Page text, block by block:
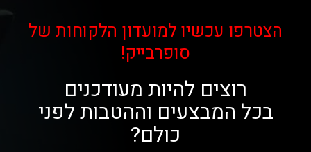
הצטרפו עכשיו למועדון הלקוחות של
סופרבייק!
רוצים להיות מעודכנים
בכל המבצעים וההטבות לפני
כולם?